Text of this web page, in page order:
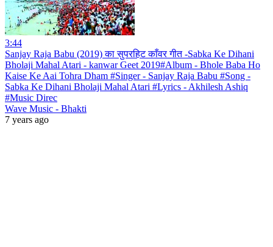
3:44
Sanjay Raja Babu (2019) का सुपरहिट काँवर गीत -Sabka Ke Dihani
Bholaji Mahal Atari - kanwar Geet 2019#Album - Bhole Baba Ho
Kaise Ke Aai Tohra Dham #Singer - Sanjay Raja Babu #Song -
Sabka Ke Dihani Bholaji Mahal Atari #Lyrics - Akhilesh Ashiq
#Music Direc
Wave Music - Bhakti
7 years ago